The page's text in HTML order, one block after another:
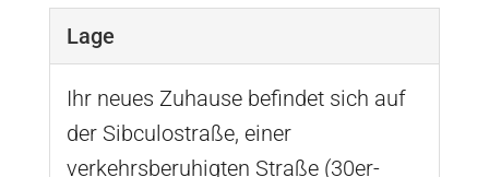
Lage
Ihr neues Zuhause befindet sich auf
der Sibculostraße, einer
verkehrsberuhigten Straße (30er-